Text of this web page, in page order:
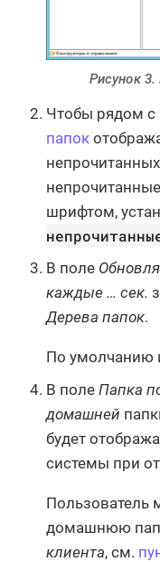
Рисунок
Чтобы рядом с
папок
шрифтом,
В поле
каждые …​ cек.
Дерева папок.
По умолчанию
В поле Папка
домашней
будет
системы при
Пользователь
домашнюю
клиента, см.